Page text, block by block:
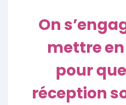
On
mettre
pour
réception